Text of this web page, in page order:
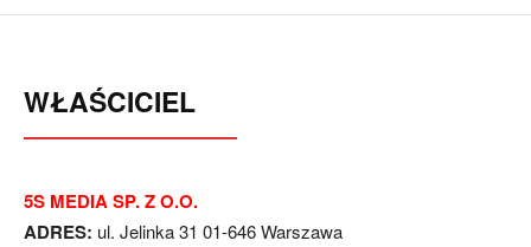
WŁAŚCICIEL
5S MEDIA SP. Z O.O.
ADRES: ul. Jelinka 31 01-646 Warszawa